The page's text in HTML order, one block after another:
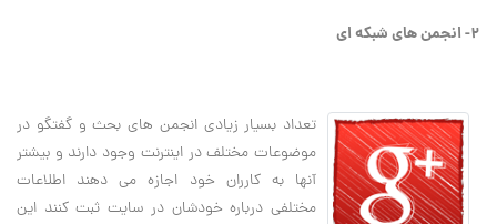
2- انجمن هاي شبکه اي
تعداد بسيار زيادي انجمن هاي بحث و گفتگو در
موضوعات مختلف در اينترنت وجود دارند و بيشتر
آنها به کارران خود اجازه مي دهند اطلاعات
مختلفي درباره خودشان در سايت ثبت کنند اين